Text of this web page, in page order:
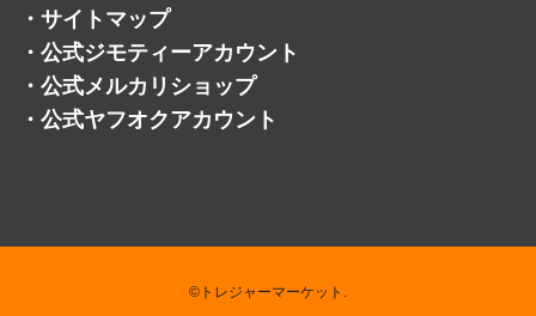
・ サイトマップ
・ 公式ジモティーアカウント
・ 公式メルカリショップ
・ 公式ヤフオクアカウント
©トレジャーマーケット.